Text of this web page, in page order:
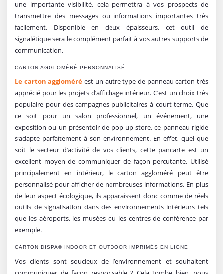
une importante visibilité, cela permettra à vos prospects de
transmettre des messages ou informations importantes très
facilement. Disponible en deux épaisseurs, cet outil de
signalétique sera le complément parfait à vos autres supports de
communication.
CARTON AGGLOMÉRÉ PERSONNALISÉ
Le carton aggloméré est un autre type de panneau carton très
apprécié pour les projets d’affichage intérieur. C’est un choix très
populaire pour des campagnes publicitaires à court terme. Que
ce soit pour un salon professionnel, un événement, une
exposition ou un présentoir de pop-up store, ce panneau rigide
s’adapte parfaitement à son environnement. En effet, quel que
soit le secteur d’activité de vos clients, cette pancarte est un
excellent moyen de communiquer de façon percutante. Utilisé
principalement en intérieur, le carton aggloméré peut être
personnalisé pour afficher de nombreuses informations. En plus
de leur aspect écologique, ils apparaissent donc comme de réels
outils de signalisation dans des environnements intérieurs tels
que les aéroports, les musées ou les centres de conférence par
exemple.
CARTON DISPA® INDOOR ET OUTDOOR IMPRIMÉS EN LIGNE
Vos clients sont soucieux de l’environnement et souhaitent